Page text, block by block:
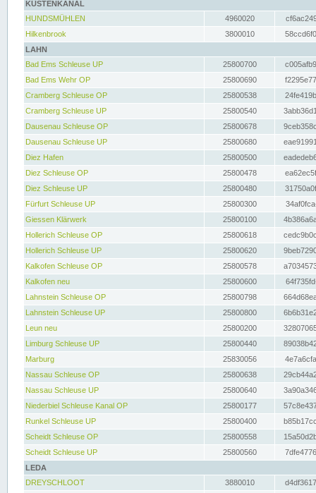
KÜSTENKANAL
HUNDSMÜHLEN
4960020
Hilkenbrook
3800010
LAHN
Bad Ems Schleuse UP
25800700
Bad Ems Wehr OP
25800690
Cramberg Schleuse OP
25800538
Cramberg Schleuse UP
25800540
Dausenau Schleuse OP
25800678
Dausenau Schleuse UP
25800680
Diez Hafen
25800500
Diez Schleuse OP
25800478
Diez Schleuse UP
25800480
Fürfurt Schleuse UP
25800300
Giessen Klärwerk
25800100
Hollerich Schleuse OP
25800618
Hollerich Schleuse UP
25800620
Kalkofen Schleuse OP
25800578
Kalkofen neu
25800600
Lahnstein Schleuse OP
25800798
Lahnstein Schleuse UP
25800800
Leun neu
25800200
Limburg Schleuse UP
25800440
Marburg
25830056
Nassau Schleuse OP
25800638
Nassau Schleuse UP
25800640
Niederbiel Schleuse Kanal OP
25800177
Runkel Schleuse UP
25800400
Scheidt Schleuse OP
25800558
Scheidt Schleuse UP
25800560
LEDA
DREYSCHLOOT
3880010